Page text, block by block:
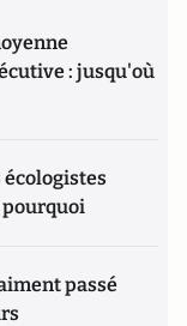
: jusqu'où
écologistes
pourquoi
passé